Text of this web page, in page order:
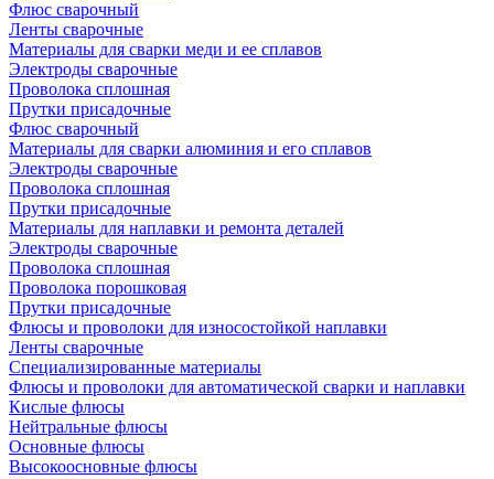
Флюс сварочный
Ленты сварочные
Материалы для сварки меди и ее сплавов
Электроды сварочные
Проволока сплошная
Прутки присадочные
Флюс сварочный
Материалы для сварки алюминия и его сплавов
Электроды сварочные
Проволока сплошная
Прутки присадочные
Материалы для наплавки и ремонта деталей
Электроды сварочные
Проволока сплошная
Проволока порошковая
Прутки присадочные
Флюсы и проволоки для износостойкой наплавки
Ленты сварочные
Специализированные материалы
Флюсы и проволоки для автоматической сварки и наплавки
Кислые флюсы
Нейтральные флюсы
Основные флюсы
Высокоосновные флюсы